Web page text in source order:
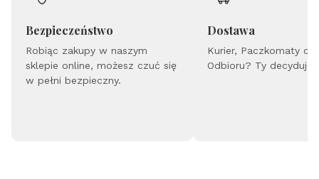
Bezpieczeństwo
Robiąc zakupy w naszym
sklepie online, możesz czuć się
w pełni bezpieczny.
Dostawa
Kurier, Paczkomaty
Odbioru? Ty